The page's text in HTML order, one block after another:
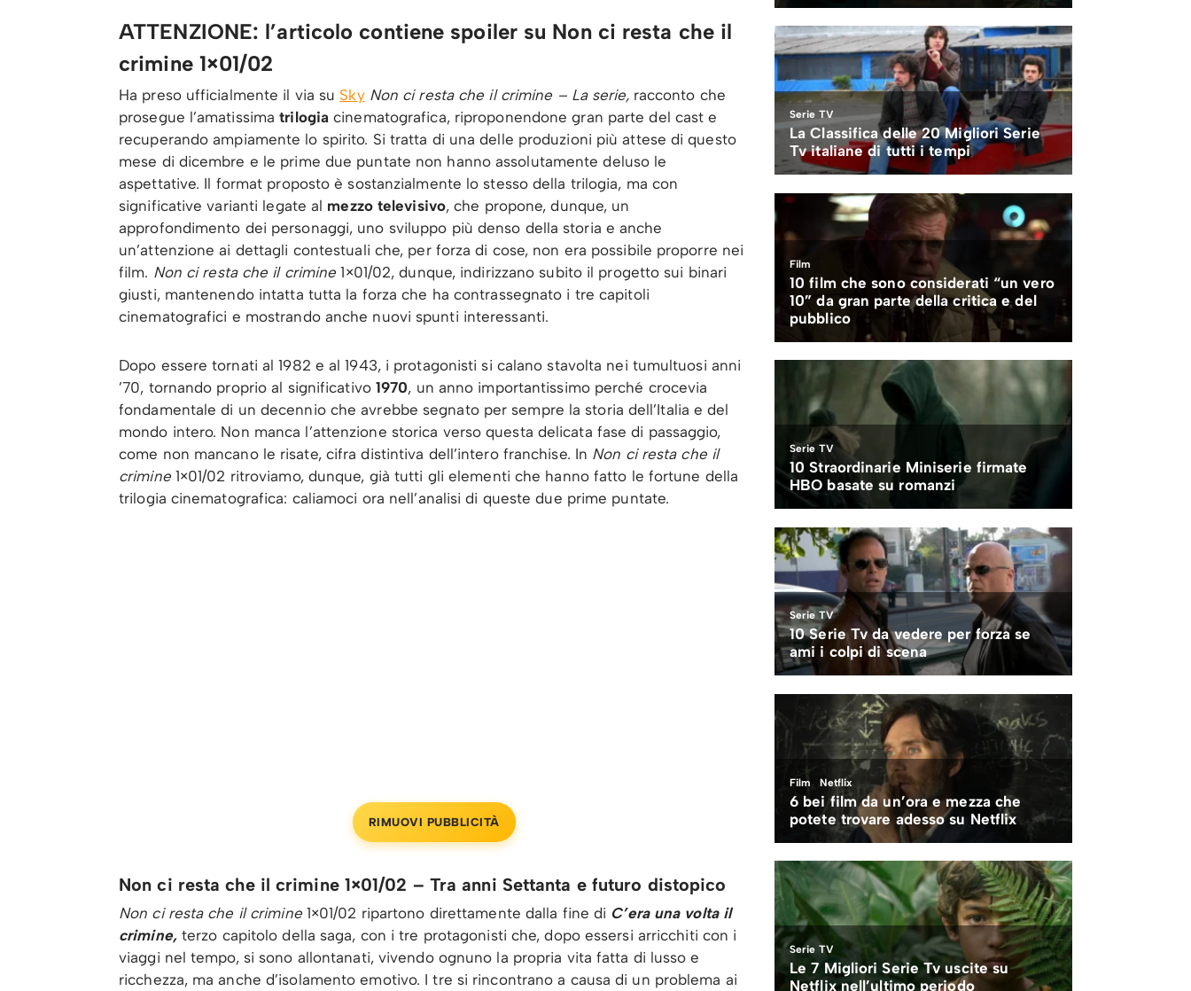
ATTENZIONE: l’articolo contiene spoiler su Non ci resta che il
crimine 1×01/02
Ha preso ufficialmente il via su Sky Non ci resta che il crimine – La serie, racconto che
prosegue l’amatissimatrilogia cinematografica, riproponendone gran parte del cast e
recuperando ampiamente lo spirito. Si tratta di una delle produzioni più attese di questo
mese di dicembre e le prime due puntate non hanno assolutamente deluso le
aspettative. Il format proposto è sostanzialmente lo stesso della trilogia, ma con
significative varianti legate al mezzo televisivo, che propone, dunque, un
approfondimento dei personaggi, uno sviluppo più denso della storia e anche
un’attenzione ai dettagli contestuali che, per forza di cose, non era possibile proporre nei
film. Non ci resta che il crimine1×01/02, dunque, indirizzano subito il progetto sui binari
giusti, mantenendo intatta tutta la forza che ha contrassegnato i tre capitoli
cinematografici e mostrando anche nuovi spunti interessanti.
Dopo essere tornati al 1982 e al 1943, i protagonisti si calano stavolta nei tumultuosi anni
’70, tornando proprio al significativo 1970, un anno importantissimo perché crocevia
fondamentale di un decennio che avrebbe segnato per sempre la storia dell’Italia e del
mondo intero. Non manca l’attenzione storica verso questa delicata fase di passaggio,
come non mancano le risate, cifra distintiva dell’intero franchise. In Non ci resta che il
crimine 1×01/02 ritroviamo, dunque, già tutti gli elementi che hanno fatto le fortune della
trilogia cinematografica: caliamoci ora nell’analisi di queste due prime puntate.
RIMUOVI PUBBLICITÀ
Non ci resta che il crimine 1×01/02 – Tra anni Settanta e futuro distopico
Non ci resta che il crimine 1×01/02 ripartono direttamente dalla fine di C’era una volta il
crimine, terzo capitolo della saga, con i tre protagonisti che, dopo essersi arricchiti con i
viaggi nel tempo, si sono allontanati, vivendo ognuno la propria vita fatta di lusso e
ricchezza, ma anche d’isolamento emotivo. I tre si rincontrano a causa di un problema ai